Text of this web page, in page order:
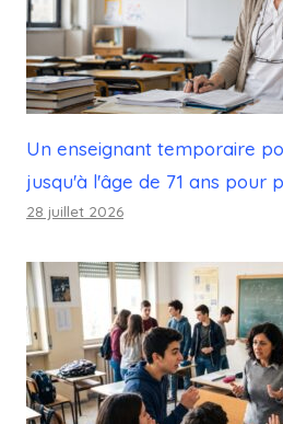
Un enseignant temporaire
jusqu'à l'âge de 71 ans pour
28 juillet 2026